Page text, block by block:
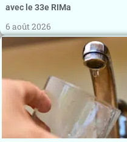
avec le 33e RIMa
6 août 2026